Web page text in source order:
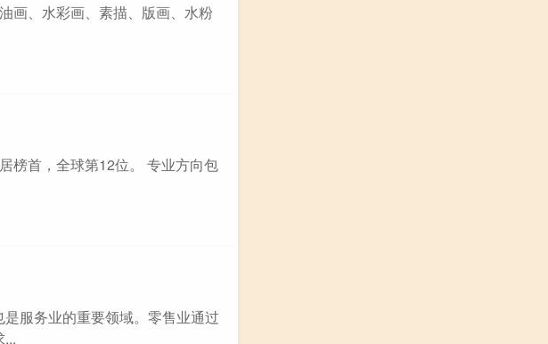
画、水彩画、素描、版画、水粉
榜首，全球第12位。 专业方向包
服务业的重要领域。零售业通过